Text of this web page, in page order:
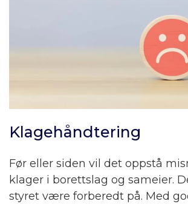
Klagehåndtering
Før eller siden vil det oppstå
klager i borettslag og sameier.
styret være forberedt på. Med